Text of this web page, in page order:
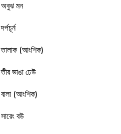
অবুঝ মন
দর্পচূর্ন
তালাক (আংশিক)
তীর ভাঙা ঢেউ
বালা (আংশিক)
সারেং বউ